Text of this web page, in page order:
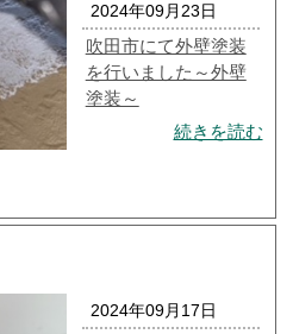
2024年09月23日
吹田市にて外壁塗装
を行いました～外壁
塗装～
続きを読む
2024年09月17日